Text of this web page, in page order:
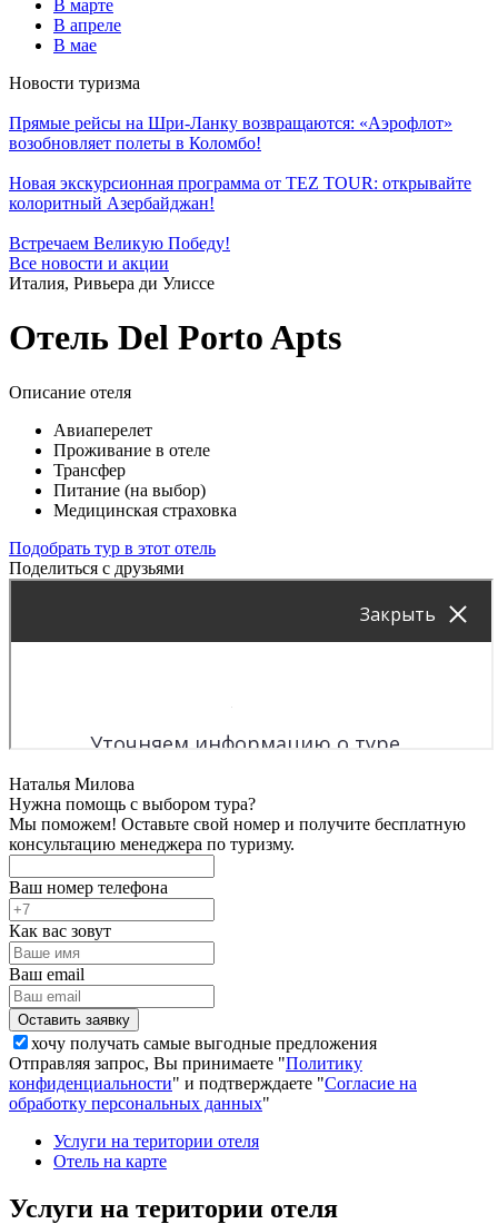
В марте
В апреле
В мае
Новости туризма
Прямые рейсы на Шри-Ланку возвращаются: «Аэрофлот»
возобновляет полеты в Коломбо!
Новая экскурсионная программа от TEZ TOUR: открывайте
колоритный Азербайджан!
Встречаем Великую Победу!
Все новости и акции
Италия, Ривьера ди Улиссе
Отель Del Porto Apts
Описание отеля
Авиаперелет
Проживание в отеле
Трансфер
Питание (на выбор)
Медицинская страховка
Подобрать тур в этот отель
Поделиться с друзьями
Наталья Милова
Нужна помощь с выбором тура?
Мы поможем! Оставьте свой номер и получите бесплатную
консультацию менеджера по туризму.
Ваш номер телефона
Как вас зовут
Ваш email
хочу получать самые выгодные предложения
Отправляя запрос, Вы принимаете "Политику
конфиденциальности" и подтверждаете "Согласие на
обработку персональных данных"
Услуги на територии отеля
Отель на карте
Услуги на територии отеля